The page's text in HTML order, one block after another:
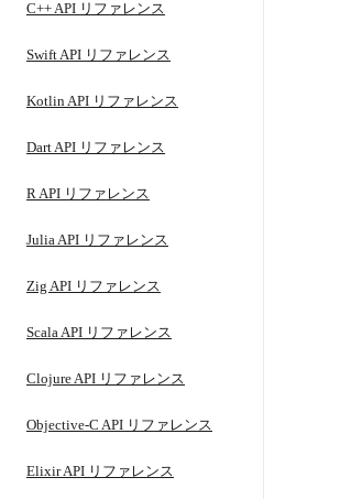
C++ API リファレンス
Swift API リファレンス
Kotlin API リファレンス
Dart API リファレンス
R API リファレンス
Julia API リファレンス
Zig API リファレンス
Scala API リファレンス
Clojure API リファレンス
Objective-C API リファレンス
Elixir API リファレンス